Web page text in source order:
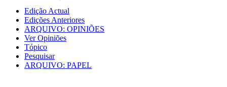
Edição Actual
Edições Anteriores
ARQUIVO: OPINIÕES
Ver Opiniões
Tópico
Pesquisar
ARQUIVO: PAPEL